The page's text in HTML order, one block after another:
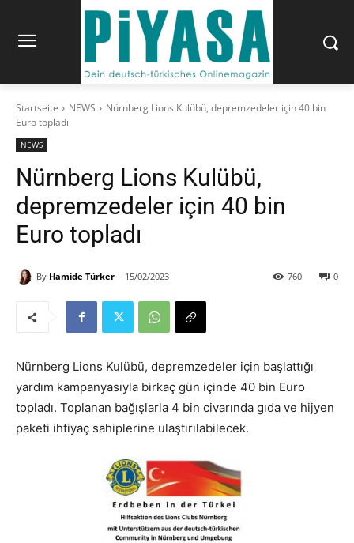
Startseite NEWS
Nürnberg Lions Kulübü, depremzedeler için 40 bin
Euro topladı
NEWS
Nürnberg Lions Kulübü,
depremzedeler için 40 bin
Euro topladı
By Hamide Türker 15/02/2023 0
760
Nürnberg Lions Kulübü, depremzedeler için başlattığı
yardım kampanyasıyla birkaç gün içinde 40 bin Euro
topladı. Toplanan bağışlarla 4 bin civarında gıda ve hijyen
paketi ihtiyaç sahiplerine ulaştırılabilecek.